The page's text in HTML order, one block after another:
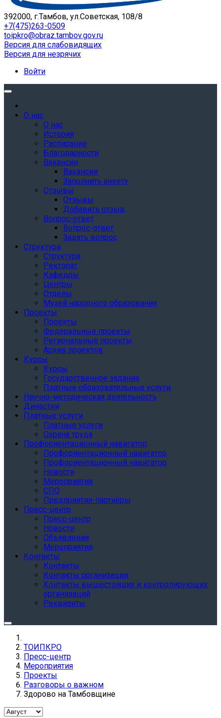
392000, г.Тамбов, ул.Советская, 108/8
+7(475)263-0509
toipkro@obraz.tambov.gov.ru
Версия для слабовидящих
Версия для незрячих
Войти
О нас
О нас
История
Расписание
Благодарности
Вакансии
Вакансии
Заполнить анкету
Отзывы
Отзывы
Добавить отзыв
Вопрос-ответ
Вопрос-ответ
Задать вопрос
Структура
Структура
Ректорат
Кафедры
Центры
Отделы
Музей народного образования
Проекты
Проекты
Федеральные проекты
Региональные проекты
Архив проектов
Курсы
Курсы
Государственное задание
Платные образовательные услуги
Научно-методическая деятельность
Династии
Платные услуги
Платные услуги
Охрана труда
Профориентационный навигатор
Профориентационный навигатор
Профориентационный навигатор
Новости
Мероприятия
СПО
Предприятия-партнёры
Пресс-центр
Пресс-центр
Новости
Объявления
Мероприятия
Контакты
Контакты
Контакты организации
Контакты вышестоящих и контролирующих
организаций
Реквизиты
ТОИПКРО
Пресс-центр
Мероприятия
Проекты
Разговоры о важном
Здорово на Тамбовщине